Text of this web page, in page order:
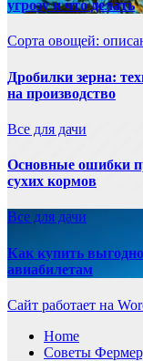
угрозу и что делать
Сорта овощей:
Дробилки зерна:
на производство
Все для дачи
Основные ошибки
сухих кормов
Все для дачи
Как купить
авиабилетам
Сайт работает на
Home
Советы